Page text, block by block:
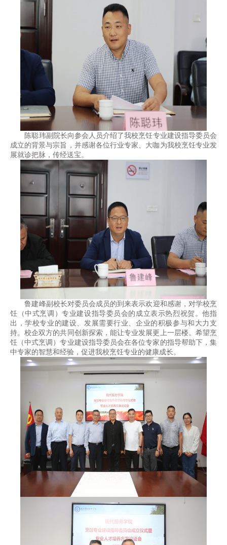
陈聪玮副院长向参会 人员介绍了我校烹饪专业建设指导委员会
成立的背景与宗旨，并感谢各位行业专家、大咖为我校烹饪专业发
展就诊把脉，传经送宝。
鲁建峰副校长对委员会成员的到来表示欢迎和感谢，对学校烹
饪（中式烹调）专业建设指导委员会的成立表示热烈祝贺。他指
出，学校专业的建设、发展需要行业、企业的积极参与和大力支
持。校企双方的共同创新探索，能让专业发展更上一层楼。希望烹
饪（中式烹调）专业建设指导委员会在各位专家的指导帮助下，集
中专家的智慧和经验，促进我校烹饪专业的健康成长。